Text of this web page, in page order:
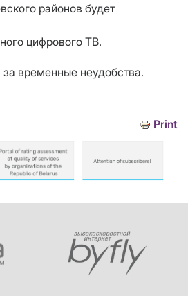
районов будет
цифрового ТВ.
временные неудобства.
Print